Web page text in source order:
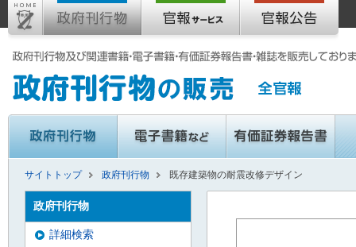
サイトトップ 政府刊行物 既存建築物の耐震改修デザイン
政府刊行物
詳細検索